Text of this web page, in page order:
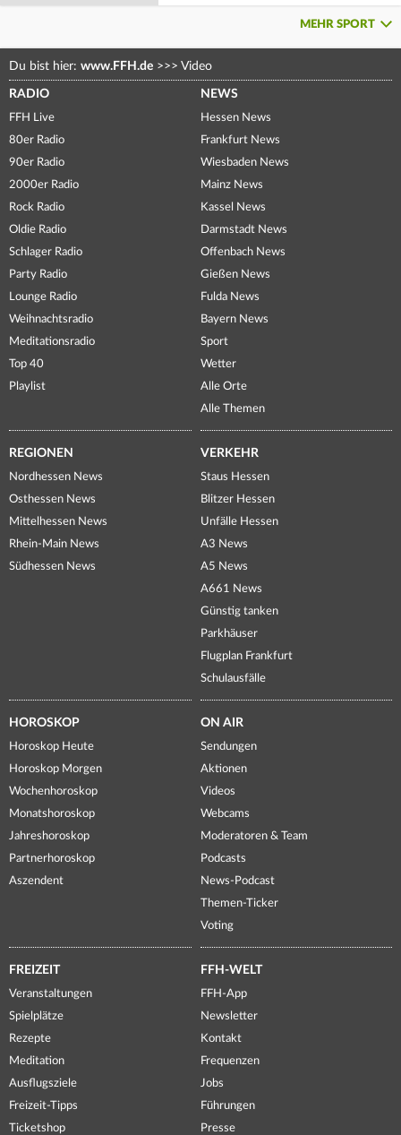
MEHR SPORT
Du bist hier: www.FFH.de >>> Video
RADIO
FFH Live
80er Radio
90er Radio
2000er Radio
Rock Radio
Oldie Radio
Schlager Radio
Party Radio
Lounge Radio
Weihnachtsradio
Meditationsradio
Top 40
Playlist
NEWS
Hessen News
Frankfurt News
Wiesbaden News
Mainz News
Kassel News
Darmstadt News
Offenbach News
Gießen News
Fulda News
Bayern News
Sport
Wetter
Alle Orte
Alle Themen
REGIONEN
Nordhessen News
Osthessen News
Mittelhessen News
Rhein-Main News
Südhessen News
VERKEHR
Staus Hessen
Blitzer Hessen
Unfälle Hessen
A3 News
A5 News
A661 News
Günstig tanken
Parkhäuser
Flugplan Frankfurt
Schulausfälle
HOROSKOP
Horoskop Heute
Horoskop Morgen
Wochenhoroskop
Monatshoroskop
Jahreshoroskop
Partnerhoroskop
Aszendent
ON AIR
Sendungen
Aktionen
Videos
Webcams
Moderatoren & Team
Podcasts
News-Podcast
Themen-Ticker
Voting
FREIZEIT
Veranstaltungen
Spielplätze
Rezepte
Meditation
Ausflugsziele
Freizeit-Tipps
Ticketshop
FFH-WELT
FFH-App
Newsletter
Kontakt
Frequenzen
Jobs
Führungen
Presse